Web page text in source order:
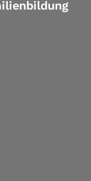
Facebook
auf